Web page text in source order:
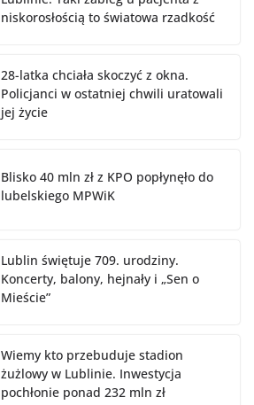
niskorosłością to światowa rzadkość
28-latka chciała skoczyć z okna.
Policjanci w ostatniej chwili uratowali
jej życie
Blisko 40 mln zł z KPO popłynęło do
lubelskiego MPWiK
Lublin świętuje 709. urodziny.
Koncerty, balony, hejnały i „Sen o
Mieście”
Wiemy kto przebuduje stadion
żużlowy w Lublinie. Inwestycja
pochłonie ponad 232 mln zł